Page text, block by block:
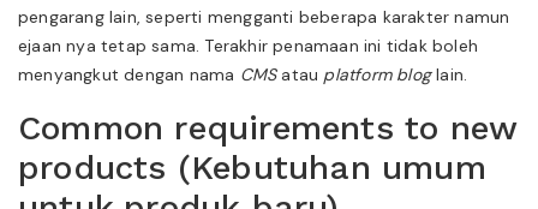
pengarang lain, seperti mengganti beberapa karakter namun
ejaan nya tetap sama. Terakhir penamaan ini tidak boleh
menyangkut dengan nama CMSatau platform bloglain.
Common requirements to new
products (Kebutuhan umum